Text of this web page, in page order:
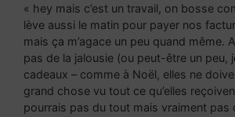
« hey mais c’est un travail, on bosse
lève aussi le matin pour payer nos
mais ça m’agace un peu quand même.
pas de la jalousie (ou peut-être un peu,
cadeaux – comme à Noël, elles ne
grand chose vu tout ce qu’elles
pourrais pas du tout mais vraiment pas